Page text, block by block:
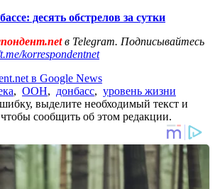
десять обстрелов за сутки
в Telegram. Подписывайтесь
korrespondentnet
в Google News
, ООН, донбасс, уровень жизни
выделите необходимый текст и
сообщить об этом редакции.